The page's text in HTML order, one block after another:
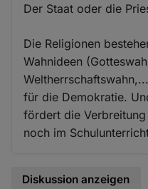
Der Staat oder die
Die Religionen
Wahnideen
für die Demokratie.
fördert die
noch im
Diskussion anzeigen